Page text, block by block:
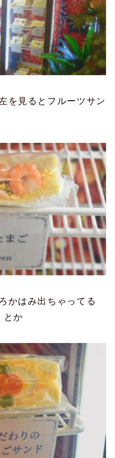
を見るとフルーツサン
かはみ出ちゃってる
とか